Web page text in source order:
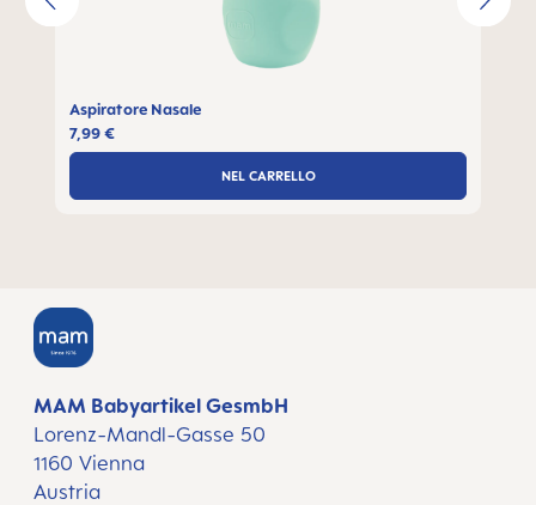
Aspiratore Nasale
7,99 €
NEL CARRELLO
MAM Babyartikel GesmbH
Lorenz-Mandl-Gasse 50
1160 Vienna
Austria